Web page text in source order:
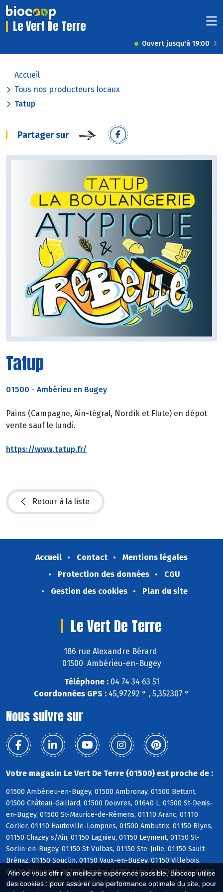
Afin de vous offrir la meilleure expérience possible, Biocoop utilise
des cookies : pour assurer une performance optimale du site, pour
Le Vert De Terre
Ouvert jusqu'à 19:00
Accueil
Tous nos producteurs locaux
Tatup
Partager sur
Tatup
01500 - Ambérieu en Bugey
Pains (Campagne, Ain-tégral, Nordik et Flute) en dépot
vente sauf le lundi.
https://www.tatup.fr/
Retour à la liste
Accueil Contact
Mentions légales
Protection des données
CGU
Gestion des cookies
Plan du site
Le Vert De Terre
186 rue Alexandre Bérard
01500 Ambérieu-en-Bugey
Téléphone :04 74 34 63 51
Coordonnées GPS : 45,97292 ° , 5,352307 °
Nous suivre sur
Votre magasin Le Vert De Terre (01500) est proche de :
01500 Ambérieu-en-Bugey, 01500 Ambronay, 01500 Bettant,
01500 Château-Gaillard, 01500 Douvres, 01640 L, 01500 St-Denis-
en-Bugey, 01500 St-Maurice-de-Rémens, 01110 Aranc, 01110
Corlier, 01110 Hauteville-Lompnes, 01500 Ambutrix, 01150 Blyes,
01150 Chazey s/Ain, 01150 Lagnieu, 01150 Leyment, 01150 St-
Sorlin-en-Bugey, 01150 St-Vulbas, 01150 Ste-Julie, 01150 Sault-
Brénaz, 01150 Souclin, 01150 Vaux-en-Bugey, 01150 Villebois,
01470 Bénonces, 01230 Arandas, 01230 Argis, 01230 Chaley, 01230
Cleyzieu, 01230 Conand, 01230 Evosges